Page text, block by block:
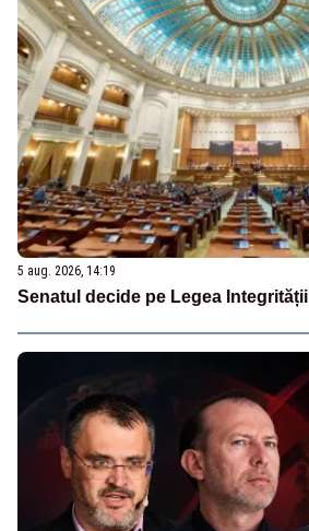
5 aug. 2026, 14:19
Senatul decide pe Legea Integrității